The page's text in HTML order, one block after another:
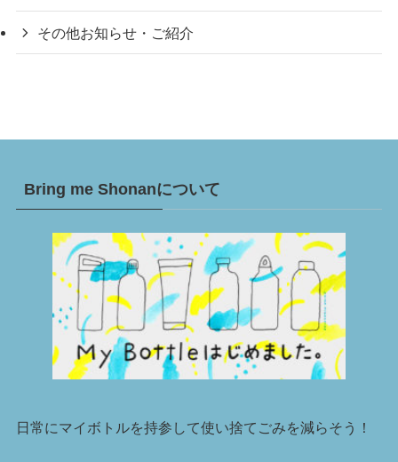
その他お知らせ・ご紹介
Bring me Shonanについて
日常にマイボトルを持参して使い捨てごみを減らそう！